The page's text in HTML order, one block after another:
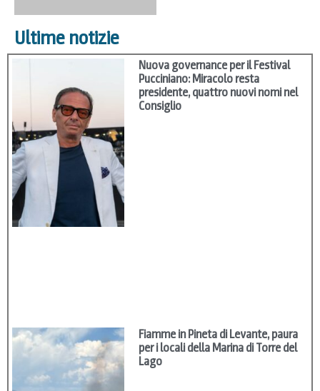
Ultime notizie
Nuova governance per il Festival
Pucciniano: Miracolo resta
presidente, quattro nuovi nomi nel
Consiglio
Fiamme in Pineta di Levante, paura
per i locali della Marina di Torre del
Lago